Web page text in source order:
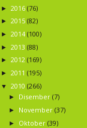
► 2016 (76)
► 2015 (82)
► 2014 (100)
► 2013 (88)
► 2012 (169)
► 2011 (195)
▼ 2010 (266)
► Disember (7)
► November (37)
► Oktober (39)